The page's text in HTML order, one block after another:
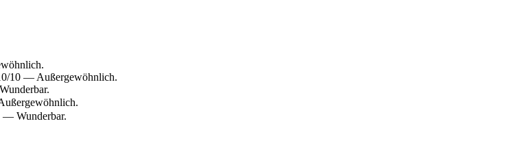
10 — Außergewöhnlich.
— Wunderbar.